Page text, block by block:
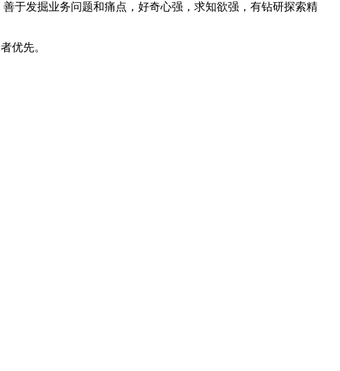
于发掘业务问题和痛点，好奇心强，求知欲强，有钻研探索精
优先。